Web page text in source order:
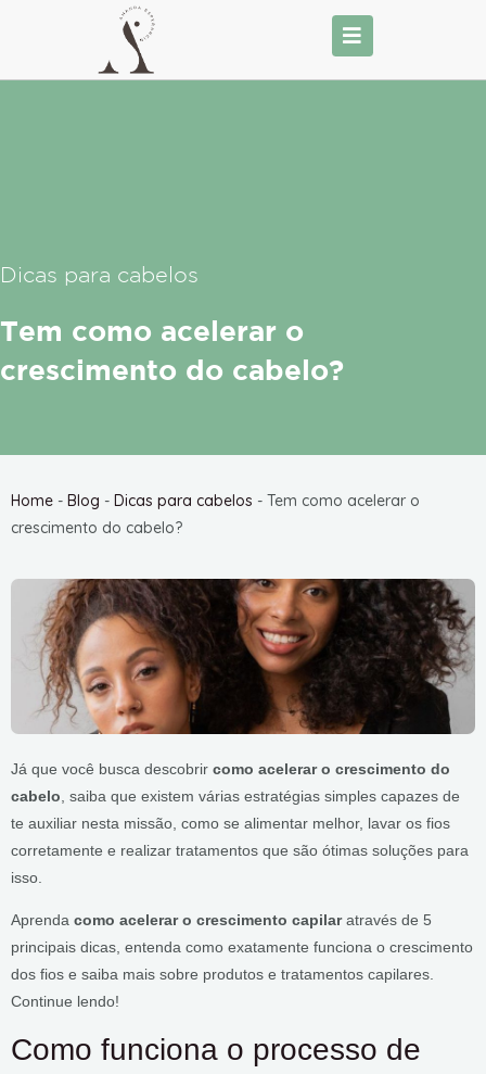
Dicas para cabelos
Tem como acelerar o
crescimento do cabelo?
Home - Blog - Dicas para cabelos - Tem como acelerar o
crescimento do cabelo?
Já que você busca descobrir como acelerar o crescimento do
cabelo , saiba que existem várias estratégias simples capazes de
te auxiliar nesta missão, como se alimentar melhor, lavar os fios
corretamente e realizar tratamentos que são ótimas soluções para
isso.
Aprenda como acelerar o crescimento capilaratravés de 5
principais dicas, entenda como exatamente funciona o crescimento
dos fios e saiba mais sobre produtos e tratamentos capilares.
Continue lendo!
Como funciona o processo de